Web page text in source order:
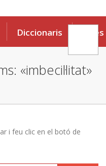
Diccionaris Eines
«imbecil·litat»
i feu clic en el botó de